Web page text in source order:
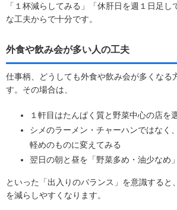
「１杯減らしてみる」「休肝日を週１日足し
な工夫からで十分です。
外食や飲み会が多い人の工夫
仕事柄、どうしても外食や飲み会が多くなる
す。その場合は、
１軒目はたんぱく質と野菜中心の店を
シメのラーメン・チャーハンではなく
軽めのものに変えてみる
翌日の朝と昼を「野菜多め・油少なめ
といった「出入りのバランス」を意識すると
を減らしやすくなります。